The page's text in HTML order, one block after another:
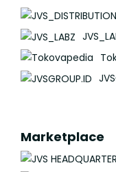
Marketplace